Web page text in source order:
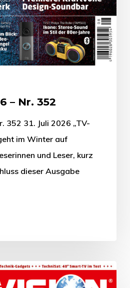
– Nr. 352
352 31. Juli 2026 „TV-
im Winter auf
und Leser, kurz
dieser Ausgabe